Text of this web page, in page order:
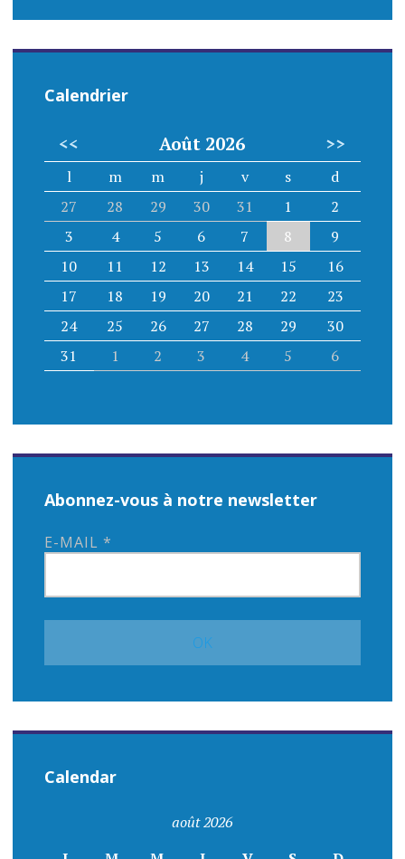
Calendrier
<< Août 2026 >>
l m m j v s
d
27
28 29 30 31 1
2
3
4 5 6 7 8
9
10
11 12 13 14 15
16
17
18 19 20 21 22
23
24
25 26 27 28 29
30
31
1 2 3 4 5 6
Abonnez-vous à notre newsletter
E-MAIL *
Calendar
août 2026